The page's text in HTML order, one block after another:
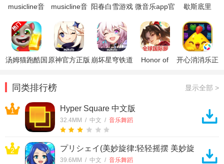
musicline音
musicline音 阳春白雪游戏 微音乐app官
歇斯底里
游戏破解版
汤姆猫跑酷国 原神官方正版 崩坏星穹铁道
Honor of
开心消消乐正
同类排行榜 显示全部 >
1 Hyper Square 中文版
32.4MM / 中文 / 音乐舞蹈
2
プリシェイ(美妙旋律:轻轻摇摆 美妙旋
律官方手游)
39.6MM / 中文 / 音乐舞蹈